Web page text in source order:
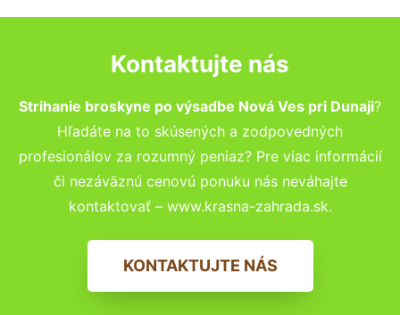
Kontaktujte nás
Strihanie broskyne po výsadbe Nová Ves pri Dunaji?
Hľadáte na to skúsených a zodpovedných
profesionálov za rozumný peniaz? Pre viac informácií
či nezáväznú cenovú ponuku nás neváhajte
kontaktovať – www.krasna-zahrada.sk.
KONTAKTUJTE NÁS